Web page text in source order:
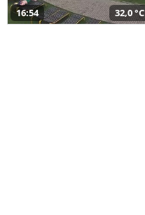
16:54 32,0 °C